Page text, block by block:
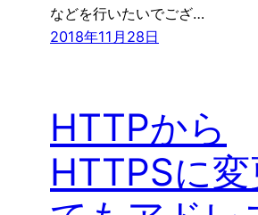
などを行いたいでござ…
2018年11月28日
HTTPから
HTTPSに変